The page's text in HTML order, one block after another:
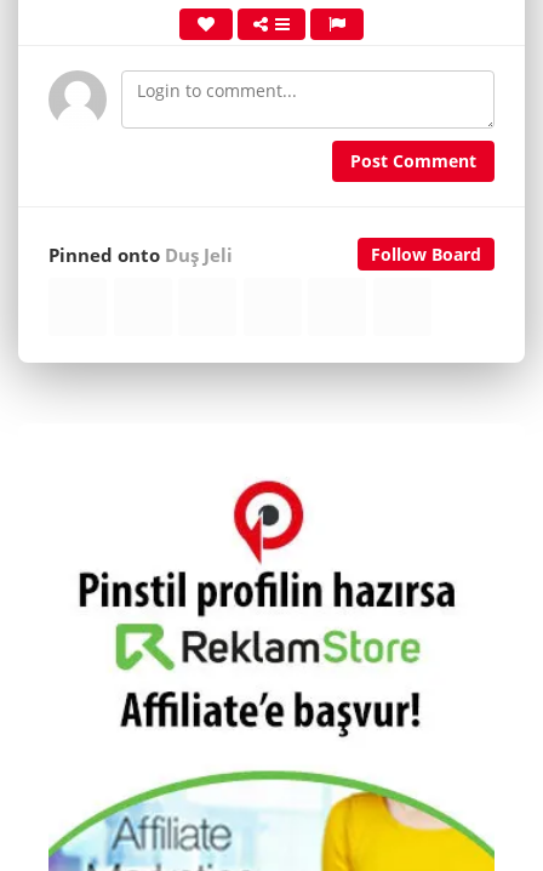
Post Comment
Follow Board
Pinned onto Duş Jeli